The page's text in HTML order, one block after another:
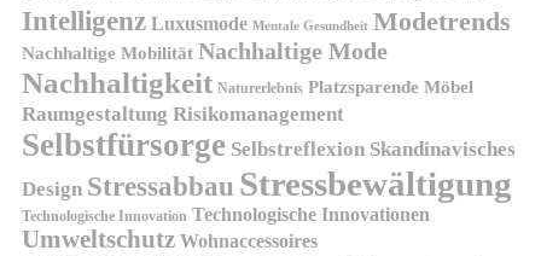
Intelligenz Luxusmode Mentale Gesundheit Modetrends
Nachhaltige Mobilität Nachhaltige Mode
Nachhaltigkeit Naturerlebnis Platzsparende Möbel
Raumgestaltung Risikomanagement
Selbstfürsorge Selbstreflexion Skandinavisches
Design Stressabbau Stressbewältigung
Technologische Innovation Technologische Innovationen
Umweltschutz Wohnaccessoires